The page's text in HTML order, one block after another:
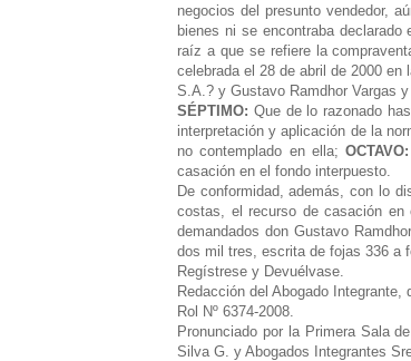
negocios del presunto vendedor,
bienes ni se encontraba
raíz a que se refiere la
celebrada el 28 de abril de 2000
S.A.? y Gustavo Ramdhor Vargas
SÉPTIMO: Que de lo razonado
interpretación y aplicación de la
no contemplado en ella; OCTAVO:
casación en el fondo interpuesto.
De conformidad, además, con lo
costas, el recurso de casación en
demandados don Gustavo
dos mil tres, escrita de fojas 336 a
Regístrese y Devuélvase.
Redacción del Abogado Integrante,
Rol Nº 6374-2008.
Pronunciado por la Primera Sala
Silva G. y Abogados Integrantes